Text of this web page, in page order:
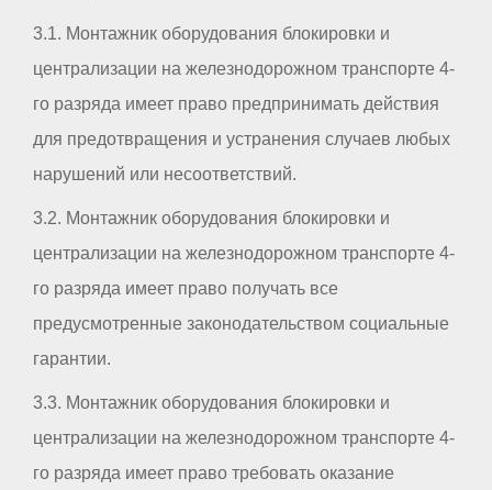
3.1. Монтажник оборудования блокировки и
централизации на железнодорожном транспорте 4-
го разряда имеет право предпринимать действия
для предотвращения и устранения случаев любых
нарушений или несоответствий.
3.2. Монтажник оборудования блокировки и
централизации на железнодорожном транспорте 4-
го разряда имеет право получать все
предусмотренные законодательством социальные
гарантии.
3.3. Монтажник оборудования блокировки и
централизации на железнодорожном транспорте 4-
го разряда имеет право требовать оказание